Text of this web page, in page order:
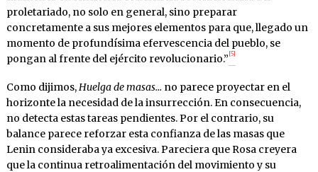
proletariado, no solo en general, sino preparar
concretamente a sus mejores elementos para que, llegado un
momento de profundísima efervescencia del pueblo, se
pongan al frente del ejército revolucionario.” [5]
Como dijimos,Huelga de masas… no parece proyectar en el
horizonte la necesidad de la insurrección. En consecuencia,
no detecta estas tareas pendientes. Por el contrario, su
balance parece reforzar esta confianza de las masas que
Lenin consideraba ya excesiva. Pareciera que Rosa creyera
que la continua retroalimentación del movimiento y su